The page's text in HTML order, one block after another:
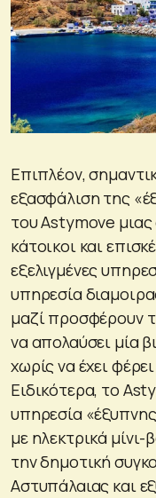
Επιπλέον,
εξασφάλιση της
του Astymove
κάτοικοι και
εξελιγμένες
υπηρεσία
μαζί προσφέρουν
να απολαύσει μία
χωρίς να έχει
Ειδικότερα, το
υπηρεσία
με ηλεκτρικά
την δημοτική
Αστυπάλαιας και